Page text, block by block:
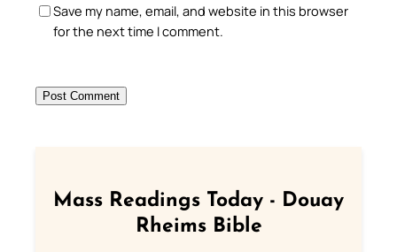
Save my name, email, and website in this browser
for the next time I comment.
Mass Readings Today - Douay
Rheims Bible